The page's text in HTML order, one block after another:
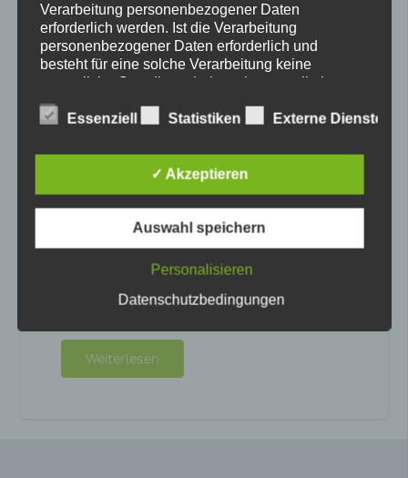
W.I.R. selbst-ver-ständlich
Autismus als ein Musterbild von
autistischen Zügen obsolet zurück. In der
Weiterlesen
Verarbeitung personenbezogener Daten
erforderlich werden. Ist die Verarbeitung
personenbezogener Daten erforderlich und
besteht für eine solche Verarbeitung keine
gesetzliche Grundlage, holen wir generell eine
Einwilligung der betroffenen Person ein.
akzeptieren möchten.
Allgemeine Cookies
Die nachfolgenden Cookies zählen zu den technisch
notwendigen Cookies.
Cookies von WordPress
Essenziell Statistiken Externe Dienste
✓ Akzeptieren
Auswahl speichern
Personalisieren
Datenschutzbedingungen